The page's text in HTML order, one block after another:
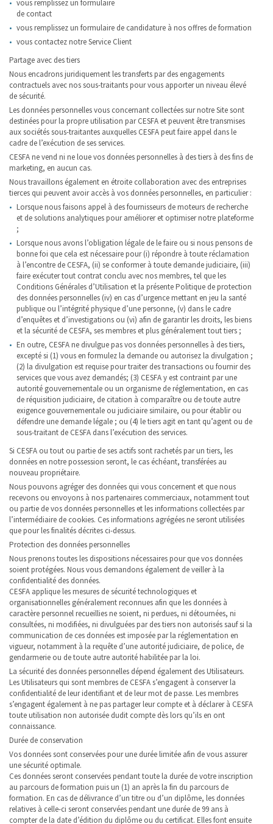
vous remplissez un formulaire
de contact
vous remplissez un formulaire de candidature à nos offres de formation
vous contactez notre Service Client
Partage avec des tiers
Nous encadrons juridiquement les transferts par des engagements
contractuels avec nos sous-traitants pour vous apporter un niveau élevé
de sécurité.
Les données personnelles vous concernant collectées sur notre Site sont
destinées pour la propre utilisation par CESFA et peuvent être transmises
aux sociétés sous-traitantes auxquelles CESFA peut faire appel dans le
cadre de l’exécution de ses services.
CESFA ne vend ni ne loue vos données personnelles à des tiers à des fins de
marketing, en aucun cas.
Nous travaillons également en étroite collaboration avec des entreprises
tierces qui peuvent avoir accès à vos données personnelles, en particulier :
Lorsque nous faisons appel à des fournisseurs de moteurs de recherche
et de solutions analytiques pour améliorer et optimiser notre plateforme
;
Lorsque nous avons l’obligation légale de le faire ou si nous pensons de
bonne foi que cela est nécessaire pour (i) répondre à toute réclamation
à l’encontre de CESFA, (ii) se conformer à toute demande judiciaire, (iii)
faire exécuter tout contrat conclu avec nos membres, tel que les
Conditions Générales d’Utilisation et la présente Politique de protection
des données personnelles (iv) en cas d’urgence mettant en jeu la santé
publique ou l’intégrité physique d’une personne, (v) dans le cadre
d’enquêtes et d’investigations ou (vi) afin de garantir les droits, les biens
et la sécurité de CESFA, ses membres et plus généralement tout tiers ;
En outre, CESFA ne divulgue pas vos données personnelles à des tiers,
excepté si (1) vous en formulez la demande ou autorisez la divulgation ;
(2) la divulgation est requise pour traiter des transactions ou fournir des
services que vous avez demandés; (3) CESFA y est contraint par une
autorité gouvernementale ou un organisme de réglementation, en cas
de réquisition judiciaire, de citation à comparaître ou de toute autre
exigence gouvernementale ou judiciaire similaire, ou pour établir ou
défendre une demande légale ; ou (4) le tiers agit en tant qu’agent ou de
sous-traitant de CESFA dans l’exécution des services.
Si CESFA ou tout ou partie de ses actifs sont rachetés par un tiers, les
données en notre possession seront, le cas échéant, transférées au
nouveau propriétaire.
Nous pouvons agréger des données qui vous concernent et que nous
recevons ou envoyons à nos partenaires commerciaux, notamment tout
ou partie de vos données personnelles et les informations collectées par
l’intermédiaire de cookies. Ces informations agrégées ne seront utilisées
que pour les finalités décrites ci-dessus.
Protection des données personnelles
Nous prenons toutes les dispositions nécessaires pour que vos données
soient protégées. Nous vous demandons également de veiller à la
confidentialité des données.
CESFA applique les mesures de sécurité technologiques et
organisationnelles généralement reconnues afin que les données à
caractère personnel recueillies ne soient, ni perdues, ni détournées, ni
consultées, ni modifiées, ni divulguées par des tiers non autorisés sauf si la
communication de ces données est imposée par la réglementation en
vigueur, notamment à la requête d’une autorité judiciaire, de police, de
gendarmerie ou de toute autre autorité habilitée par la loi.
La sécurité des données personnelles dépend également des Utilisateurs.
Les Utilisateurs qui sont membres de CESFA s’engagent à conserver la
confidentialité de leur identifiant et de leur mot de passe. Les membres
s’engagent également à ne pas partager leur compte et à déclarer à CESFA
toute utilisation non autorisée dudit compte dès lors qu’ils en ont
connaissance.
Durée de conservation
Vos données sont conservées pour une durée limitée afin de vous assurer
une sécurité optimale.
Ces données seront conservées pendant toute la durée de votre inscription
au parcours de formation puis un (1) an après la fin du parcours de
formation. En cas de délivrance d’un titre ou d’un diplôme, les données
relatives à celle-ci seront conservées pendant une durée de 99 ans à
compter de la date d’édition du diplôme ou du certificat. Elles font ensuite